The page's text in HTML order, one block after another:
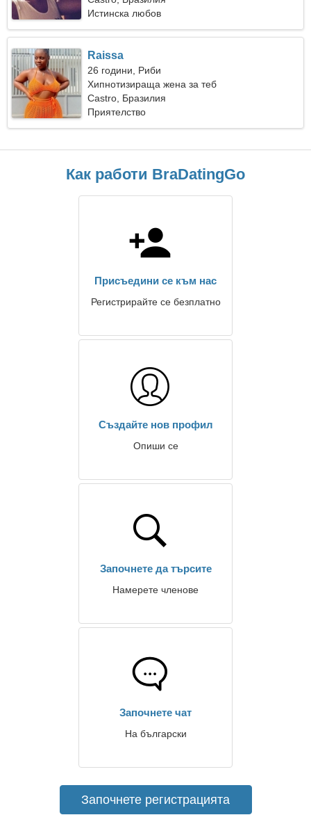
Истинска любов
Raissa
26 години, Риби
Хипнотизираща жена за теб
Castro, Бразилия
Приятелство
Как работи BraDatingGo
Присъедини се към нас
Регистрирайте се безплатно
Създайте нов профил
Опиши се
Започнете да търсите
Намерете членове
Започнете чат
На български
Започнете регистрацията